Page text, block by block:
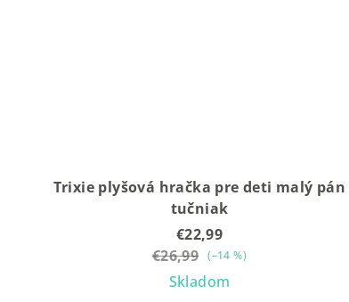
Trixie plyšová hračka pre deti malý pán
tučniak
€22,99
€26,99 (–14 %)
Skladom